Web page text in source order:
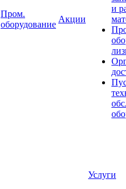
Пром.
оборудование
Акции
и
Услуги